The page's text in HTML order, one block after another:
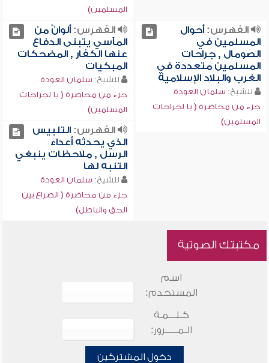
المسلمين)
الفهرس:أحوال
المسلمين في
الصومال , جراحات
المسلمين متعددة في
الغرب والبلاد الإسلامية
للشيخ: سلمان العودة
جزء من محاضرة ( يا لجراحات
المسلمين)
الفهرس:ألوانٌ من
المآسي يتبنى الدفاع
عنها الكفار , المضحكات
المبكيات
للشيخ: سلمان العودة
جزء من محاضرة ( يا لجراحات
المسلمين)
الفهرس:التلبيس
الذي يحدثه أعداء
الرسل , ملاحظات ينبغي
التنبه لها
للشيخ: سلمان العودة
جزء من محاضرة ( الصراع بين
الحق والباطل)
مكتبتك الصوتية
اسم
المستخدم:
كـلـــمـة
الـمـــــرور:
دخول المشتركين